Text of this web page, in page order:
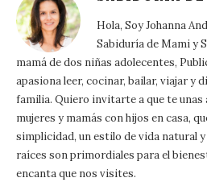
Hola, Soy Johanna
Sabiduría de Mami y
mamá de dos niñas adolecentes,
apasiona leer, cocinar, bailar, viajar y
familia. Quiero invitarte a que te unas
mujeres y mamás con hijos en casa,
simplicidad, un estilo de vida natural
raíces son primordiales para el
encanta que nos visites.